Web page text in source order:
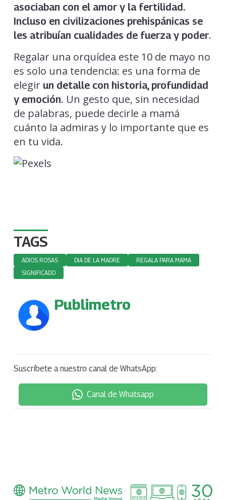
asociaban con el amor y la fertilidad.
Incluso en civilizaciones prehispánicas se
les atribuían cualidades de fuerza y poder.
Regalar una orquídea este 10 de mayo no
es solo una tendencia: es una forma de
elegir un detalle con historia, profundidad
y emoción. Un gesto que, sin necesidad
de palabras, puede decirle a mamá
cuánto la admiras y lo importante que es
en tu vida.
TAGS
ADIOS ROSAS DIA DE LA MADRE
REGALA PARA MAMA
SIGNIFICADO
Publimetro
Suscríbete a nuestro canal de WhatsApp:
Canal de Whatsapp